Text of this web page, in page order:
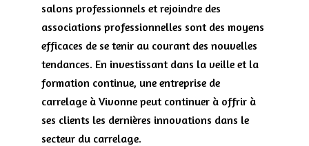
salons professionnels et rejoindre des
associations professionnelles sont des moyens
efficaces de se tenir au courant des nouvelles
tendances. En investissant dans la veille et la
formation continue, une entreprise de
carrelage à Vivonne peut continuer à offrir à
ses clients les dernières innovations dans le
secteur du carrelage.